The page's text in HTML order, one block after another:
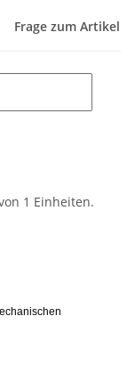
Frage zum Artikel
1 Einheiten.